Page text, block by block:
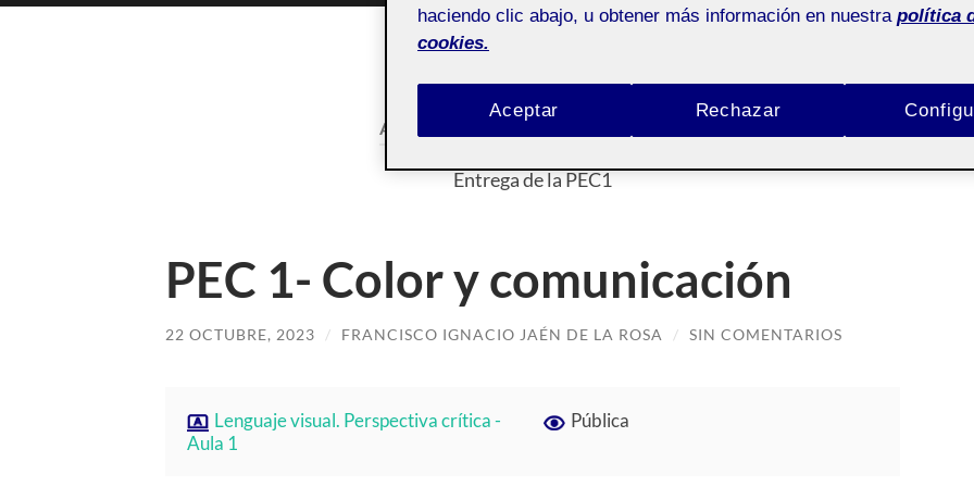
ACTIFOLIO: ENTREGA DE LA PEC1
Entrega de la PEC1
PEC 1- Color y comunicación
22 OCTUBRE, 2023 / FRANCISCO IGNACIO JAÉN DE LA ROSA / SIN COMENTARIOS
Lenguaje visual. Perspectiva crítica -
Aula 1
Pública
haciendo clic abajo, u obtener más información en nuestra política
cookies.
Rechazar
Aceptar